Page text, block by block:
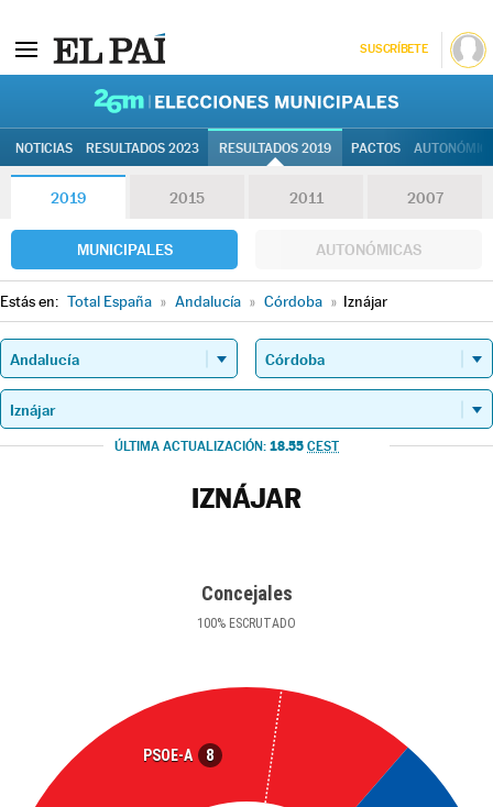
SUSCRÍBETE
NOTICIAS RESULTADOS 2023 RESULTADOS 2019 PACTOS
2019 2015 2011 2007
MUNICIPALES AUTONÓMICAS
Estás en: Total España » Andalucía » Córdoba » Iznájar
ÚLTIMA ACTUALIZACIÓN: 18.55 CEST
IZNÁJAR
Concejales
100% ESCRUTADO
PSOE-A 8